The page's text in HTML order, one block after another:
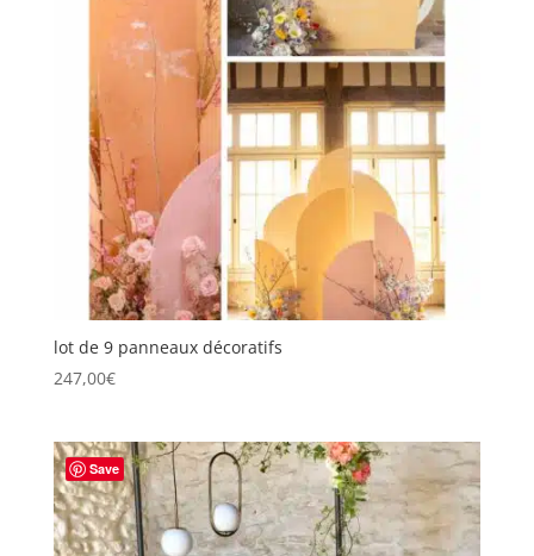
lot de 9 panneaux décoratifs
247,00€
Save